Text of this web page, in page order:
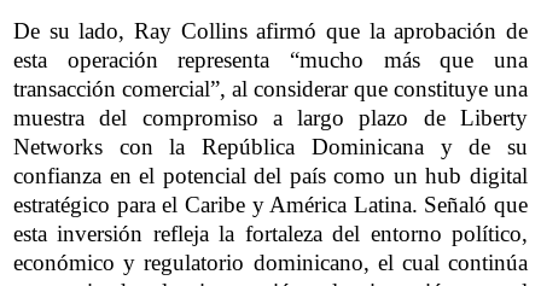
De su lado, Ray Collins afirmó que la aprobación de
esta operación representa “mucho más que una
transacción comercial”, al considerar que constituye una
muestra del compromiso a largo plazo de Liberty
Networks con la República Dominicana y de su
confianza en el potencial del país como un hub digital
estratégico para el Caribe y América Latina. Señaló que
esta inversión refleja la fortaleza del entorno político,
económico y regulatorio dominicano, el cual continúa